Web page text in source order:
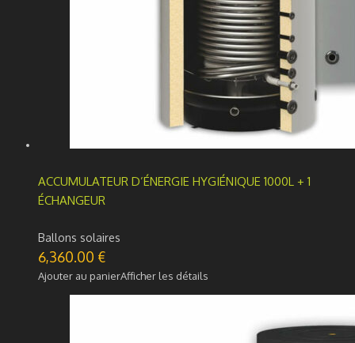
ACCUMULATEUR D’ÉNERGIE HYGIÉNIQUE 1000L + 1
ÉCHANGEUR
Ballons solaires
6,360.00 €
Ajouter au panierAfficher les détails